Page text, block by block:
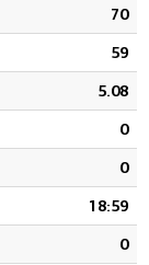
70
59
5.08
0
0
18:59
0